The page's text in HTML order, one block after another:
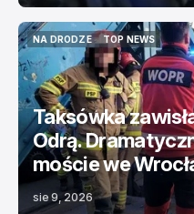
NA DRODZE
NA DRODZE
TOP NEWS
TOP NEWS
Taksówka
Odrą.
moście we
sie 9, 2026